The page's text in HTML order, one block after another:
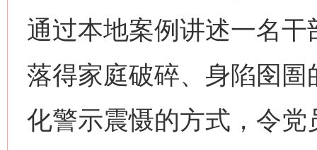
通过本地案例讲述一名干
落得家庭破碎、身陷囹
化警示震慑的方式，令